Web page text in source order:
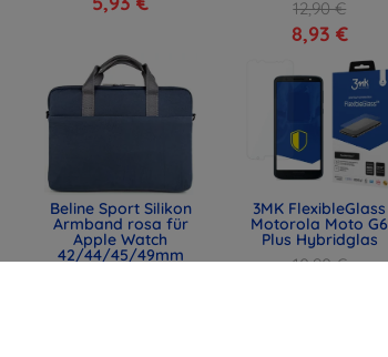
Beline Sport Silikon
Armband rosa für
Apple Watch
42/44/45/49mm
12,90 €
8,93 €
3MK FlexibleGlass
Motorola Moto G6
Plus Hybridglas
10,90 €